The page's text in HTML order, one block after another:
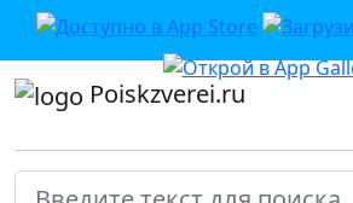
Poiskzverei.ru